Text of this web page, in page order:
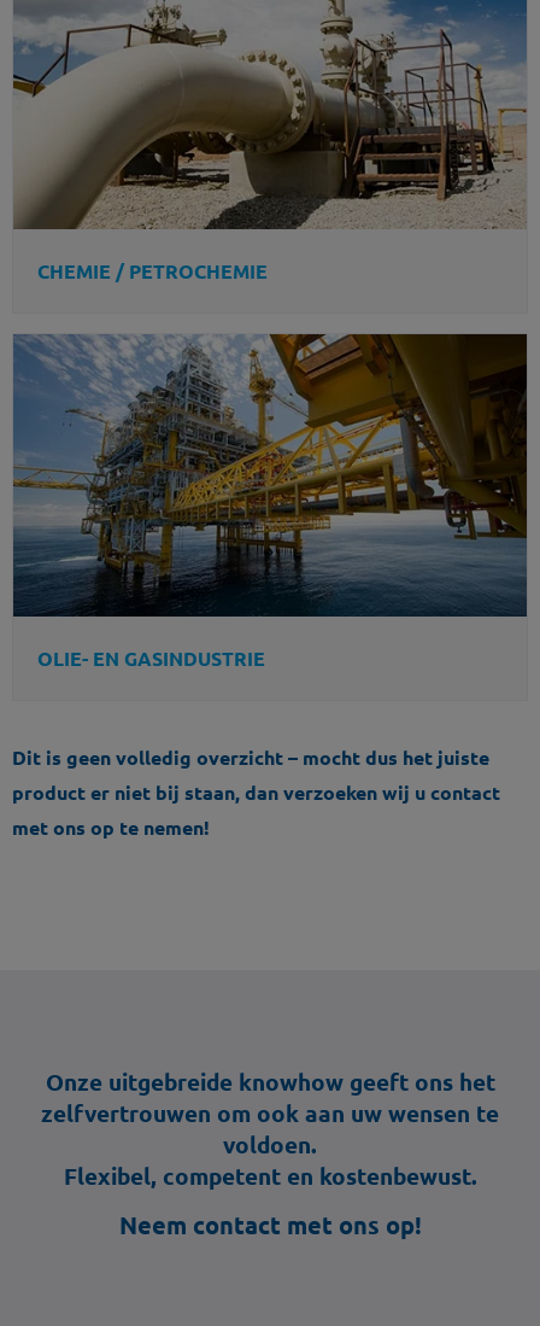
CHEMIE / PETROCHEMIE
OLIE- EN GASINDUSTRIE
Dit is geen volledig overzicht – mocht dus het juiste
product er niet bij staan, dan verzoeken wij u contact
met ons op te nemen!
Onze uitgebreide knowhow geeft ons het
zelfvertrouwen om ook aan uw wensen te
voldoen.
Flexibel, competent en kostenbewust.
Neem contact met ons op!